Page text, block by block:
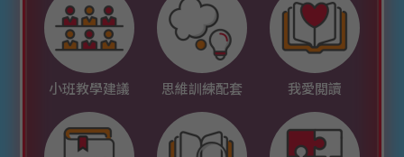
小班教學建議 思維訓練配套 我愛閲讀